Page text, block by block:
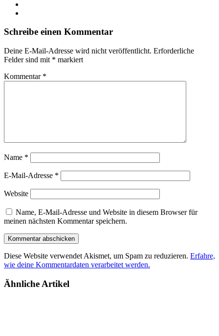
Schreibe einen Kommentar
Deine E-Mail-Adresse wird nicht veröffentlicht. Erforderliche
Felder sind mit * markiert
Kommentar *
Name *
E-Mail-Adresse *
Website
Name, E-Mail-Adresse und Website in diesem Browser für
meinen nächsten Kommentar speichern.
Diese Website verwendet Akismet, um Spam zu reduzieren. Erfahre,
wie deine Kommentardaten verarbeitet werden.
Ähnliche Artikel